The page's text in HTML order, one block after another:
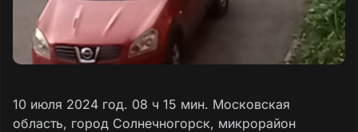
10 июля 2024 год. 08 ч 15 мин. Московская
область, город Солнечногорск, микрорайон